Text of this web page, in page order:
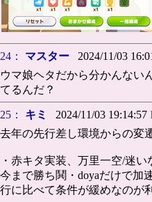
24： マスター 2024/11/03
ウマ娘ヘタだから分かんない
てるんだ？
25： キミ 2024/11/03 19:14:57
去年の先行差し環境からの変
・赤キタ実装、万里一空/迷い
今まで勝ち鬨・doyaだけで加
行に比べて条件が緩めなのが